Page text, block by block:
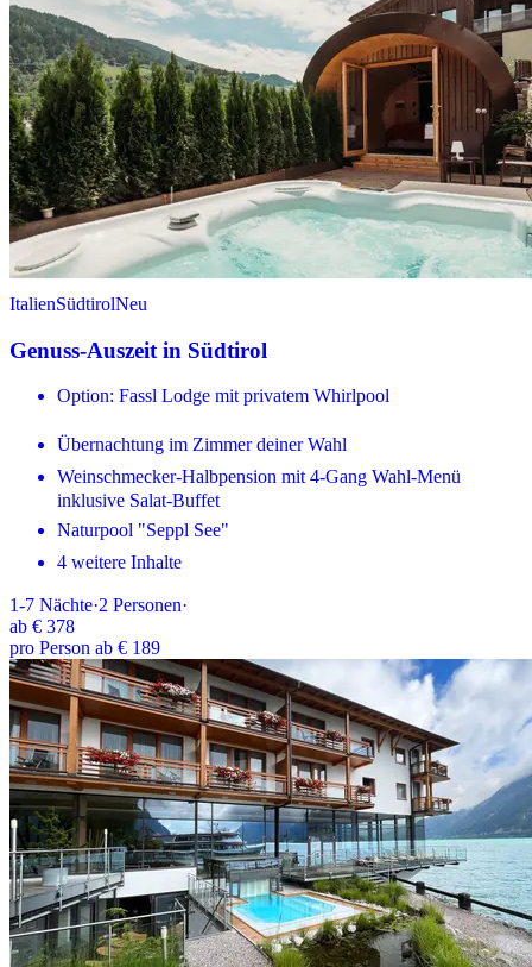
ItalienSüdtirolNeu
Genuss-Auszeit in Südtirol
Option: Fassl Lodge mit privatem Whirlpool
Übernachtung im Zimmer deiner Wahl
Weinschmecker-Halbpension mit 4-Gang Wahl-Menü
inklusive Salat-Buffet
Naturpool "Seppl See"
4 weitere Inhalte
1-7 Nächte·2 Personen·
ab € 378
pro Person ab € 189